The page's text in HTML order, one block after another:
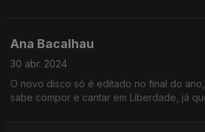
Ana Bacalhau
30 abr. 2024
O novo disco só é editado no final do
sabe compor e cantar em Liberdade, já